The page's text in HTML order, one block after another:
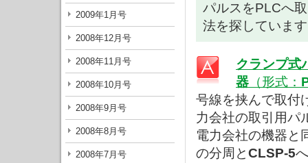
2009年1月号
2008年12月号
2008年11月号
2008年10月号
2008年9月号
2008年8月号
2008年7月号
パルスをPLCへ
法を探していま
クランプ式
器 （形式：
号線を挟んで取付
力会社の取引用パ
電力会社の機器と
の分周とCLSP-5